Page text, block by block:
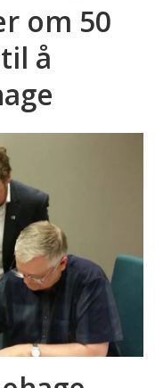
om 50
å